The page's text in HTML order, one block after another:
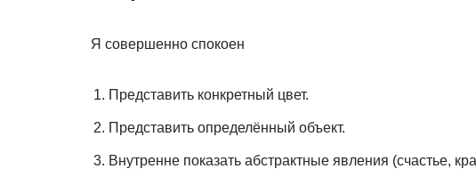
Я совершенно спокоен
Представить конкретный цвет.
Представить определённый объект.
Внутренне показать абстрактные явления (счастье,